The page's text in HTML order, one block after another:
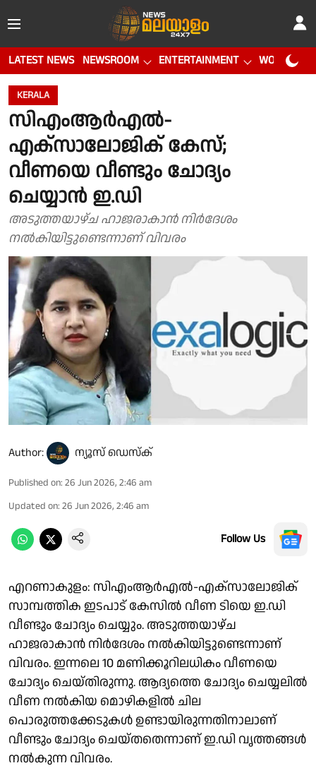
LATEST NEWS NEWSROOM ENTERTAINMENT WORLD CUP
KERALA
സിഎംആർഎൽ-
എക്സാലോജിക് കേസ്;
വീണയെ വീണ്ടും ചോദ്യം
ചെയ്യാൻ ഇ.ഡി
അടുത്തയാഴ്ച ഹാജരാകാൻ നിർദേശം
നൽകിയിട്ടുണ്ടെന്നാണ് വിവരം
Author: ന്യൂസ് ഡെസ്ക്
Published on: 26 Jun 2026, 2:46 am
Updated on: 26 Jun 2026, 2:46 am
Follow Us
എറണാകുളം: സിഎംആർഎൽ-എക്സാലോജിക്
സാമ്പത്തിക ഇടപാട് കേസിൽ വീണ ടിയെ ഇ.ഡി
വീണ്ടും ചോദ്യം ചെയ്യും. അടുത്തയാഴ്ച
ഹാജരാകാൻ നിർദേശം നൽകിയിട്ടുണ്ടെന്നാണ്
വിവരം. ഇന്നലെ 10 മണിക്കൂറിലധികം വീണയെ
ചോദ്യം ചെയ്തിരുന്നു. ആദ്യത്തെ ചോദ്യം ചെയ്യലിൽ
വീണ നൽകിയ മൊഴികളിൽ ചില
പൊരുത്തക്കേടുകൾ ഉണ്ടായിരുന്നതിനാലാണ്
വീണ്ടും ചോദ്യം ചെയ്തതെന്നാണ് ഇ.ഡി വൃത്തങ്ങൾ
നൽകുന്ന വിവരം.